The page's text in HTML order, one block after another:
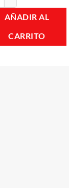
AÑADIR AL
CARRITO